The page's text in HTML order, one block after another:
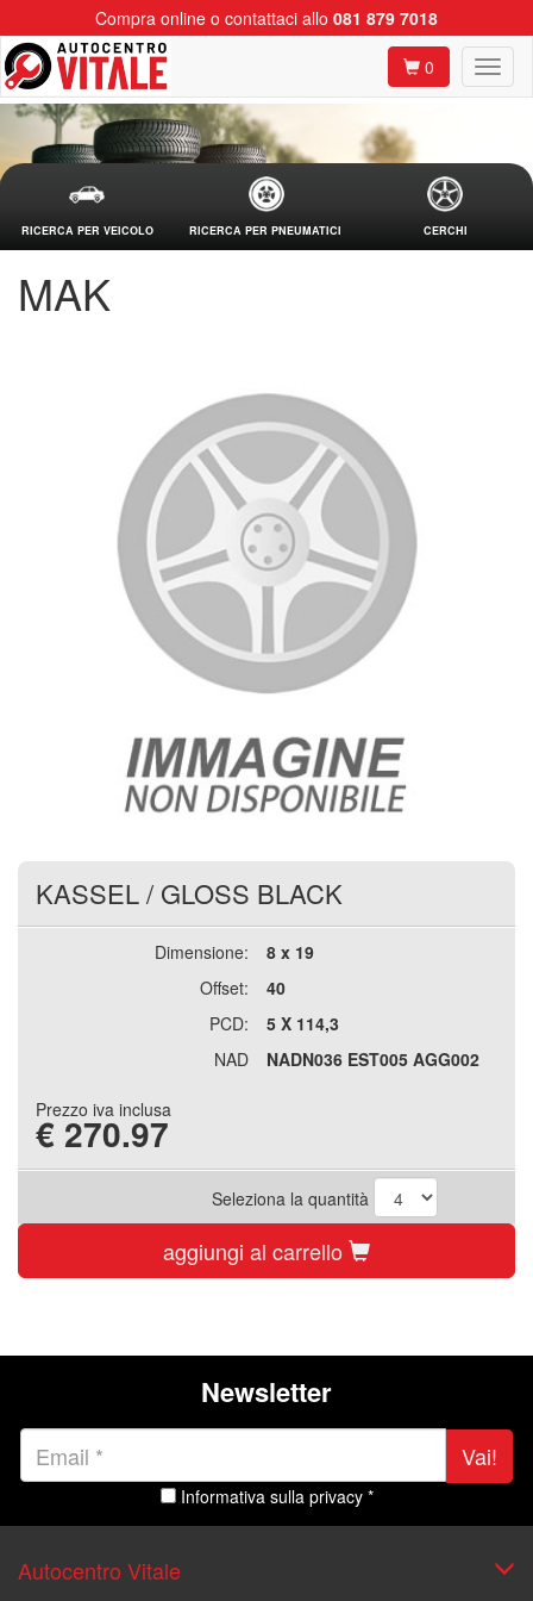
Compra online o contattaci allo 081 879 7018
0
RICERCA PER VEICOLO RICERCA PER PNEUMATICI CERCHI
MAK
KASSEL/ GLOSS BLACK
Dimensione:
8 x 19
Offset:
40
PCD:
5 X 114,3
NAD
NADN036 EST005 AGG002
Prezzo iva inclusa
€ 270.97
Seleziona la quantità
aggiungi al carrello
Newsletter
Vai!
Informativa sulla privacy *
Autocentro Vitale